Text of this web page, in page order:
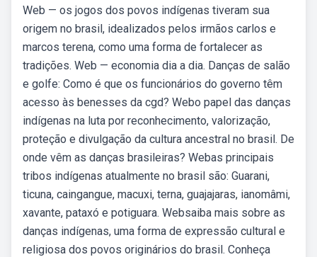
Web — os jogos dos povos indígenas tiveram sua
origem no brasil, idealizados pelos irmãos carlos e
marcos terena, como uma forma de fortalecer as
tradições. Web — economia dia a dia. Danças de salão
e golfe: Como é que os funcionários do governo têm
acesso às benesses da cgd? Webo papel das danças
indígenas na luta por reconhecimento, valorização,
proteção e divulgação da cultura ancestral no brasil. De
onde vêm as danças brasileiras? Webas principais
tribos indígenas atualmente no brasil são: Guarani,
ticuna, caingangue, macuxi, terna, guajajaras, ianomâmi,
xavante, pataxó e potiguara. Websaiba mais sobre as
danças indígenas, uma forma de expressão cultural e
religiosa dos povos originários do brasil. Conheça